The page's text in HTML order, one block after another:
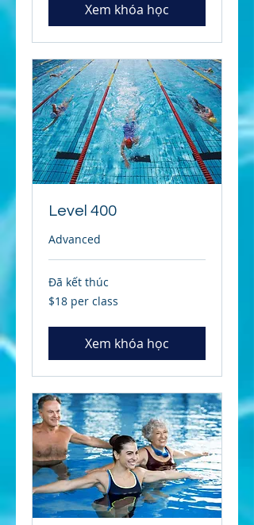
Xem khóa học
Level 400
Advanced
Đã kết thúc
$18
per
$18 per class
Xem khóa học